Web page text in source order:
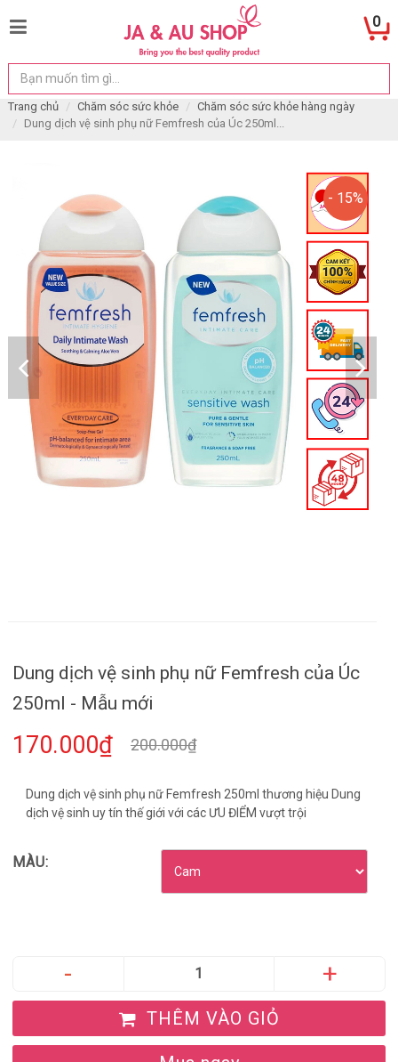
0
Trang chủ Chăm sóc sức khỏe
Chăm sóc sức khỏe hàng ngày
Dung dịch vệ sinh phụ nữ Femfresh của Úc 250ml...
- 15%
Dung dịch vệ sinh phụ nữ Femfresh của Úc
250ml - Mẫu mới
170.000₫ 200.000₫
Dung dịch vệ sinh phụ nữ Femfresh 250ml thương hiệu Dung
dịch vệ sinh uy tín thế giới với các ƯU ĐIỂM vượt trội
MÀU:
THÊM VÀO GIỎ